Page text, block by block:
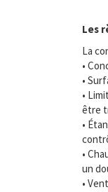
Les
La
•
•
•
être
•
•
un
•